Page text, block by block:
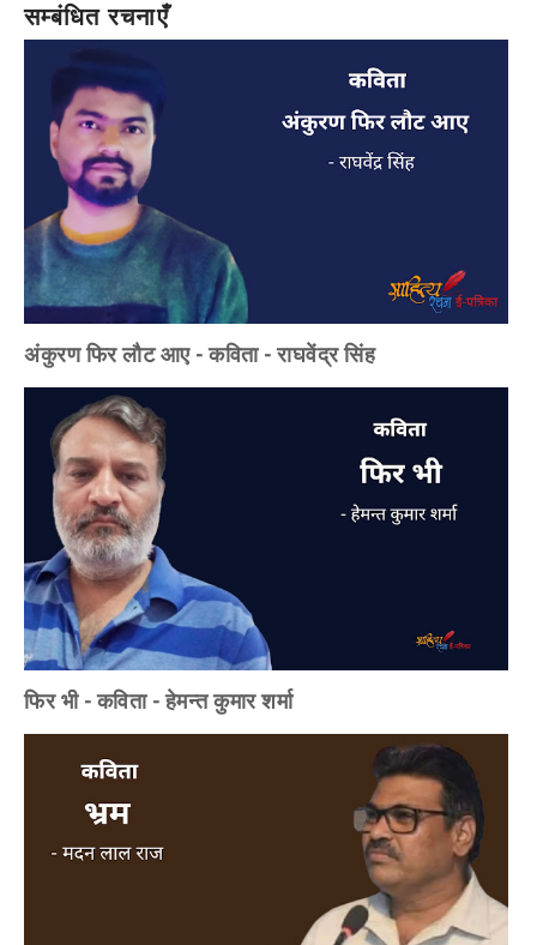
सम्बंधित रचनाएँ
अंकुरण फिर लौट आए - कविता - राघवेंद्र सिंह
फिर भी - कविता - हेमन्त कुमार शर्मा